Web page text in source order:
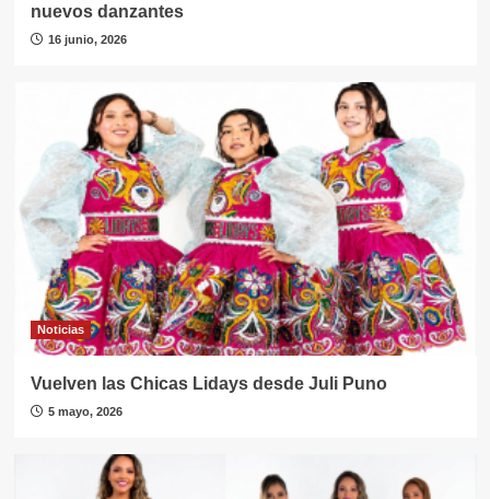
nuevos danzantes
16 junio, 2026
Noticias
Vuelven las Chicas Lidays desde Juli Puno
5 mayo, 2026